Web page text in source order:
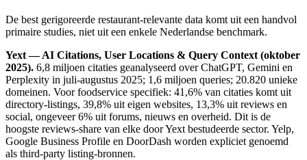
De best gerigoreerde restaurant-relevante data komt uit een handvol
primaire studies, niet uit een enkele Nederlandse benchmark.
Yext — AI Citations, User Locations & Query Context (oktober
2025). 6,8 miljoen citaties geanalyseerd over ChatGPT, Gemini en
Perplexity in juli-augustus 2025; 1,6 miljoen queries; 20.820 unieke
domeinen. Voor foodservice specifiek: 41,6% van citaties komt uit
directory-listings, 39,8% uit eigen websites, 13,3% uit reviews en
social, ongeveer 6% uit forums, nieuws en overheid. Dit is de
hoogste reviews-share van elke door Yext bestudeerde sector. Yelp,
Google Business Profile en DoorDash worden expliciet genoemd
als third-party listing-bronnen.